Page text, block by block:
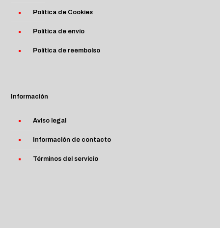
Política de Cookies
Política de envío
Política de reembolso
Información
Aviso legal
Información de contacto
Términos del servicio